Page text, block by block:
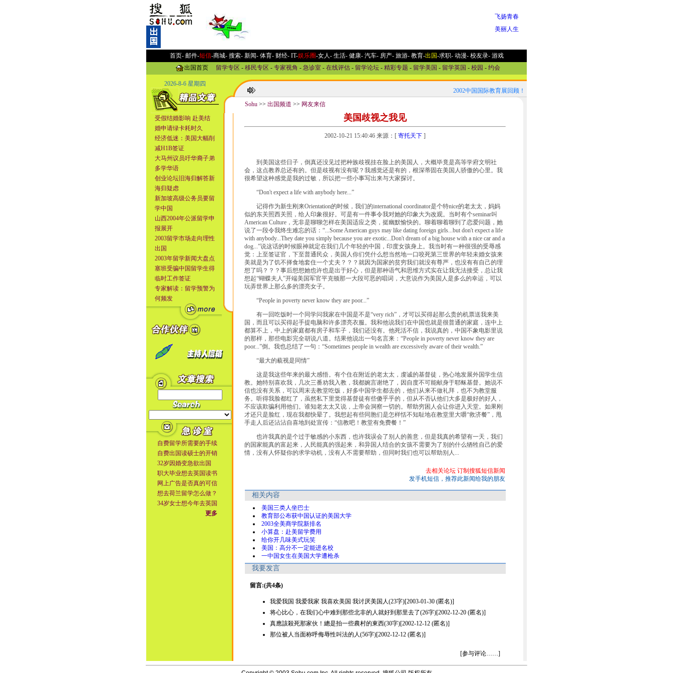
飞扬青春
美丽人生
首页- 邮件-短信-商城- 搜索-新闻- 体育-财经- IT-娱乐圈-女人-生活- 健康-汽车-房产- 旅游-教育-出国-求职-动漫- 校友录- 游戏
出国首页
留学专区- 移民专区- 专家视角 - 急诊室- 在线评估- 留学论坛- 精彩专题 - 留学美国 - 留学英国 - 校园 - 约会
2026-8-6 星期四
受假结婚影响 赴美结
婚申请绿卡耗时久
经济低迷：美国大幅削
减H1B签证
大马州议员吁华裔子弟
多学华语
创业论坛旧海归解答新
海归疑虑
新加坡高级公务员要留
学中国
山西2004年公派留学申
报展开
2003留学市场走向理性
出国
2003年留学新闻大盘点
塞班受骗中国留学生得
临时工作签证
专家解读：留学预警为
何频发
自费留学所需要的手续
自费出国读硕士的开销
32岁因婚变急欲出国
职大毕业想去英国读书
网上广告是否真的可信
想去荷兰留学怎么做？
34岁女士想今年去英国
更多
2002中国国际教育展回顾！
Sohu >> 出国频道 >> 网友来信
美国歧视之我见
2002-10-21 15:40:46 来源：[ 寄托天下 ]
到美国这些日子，倒真还没见过把种族歧视挂在脸上的美国人，大概毕竟是高等学府文明社
会，这点教养总还有的。但是歧视有没有呢？我感觉还是有的，根深蒂固在美国人骄傲的心里。我
很希望这种感觉是我的过敏，所以把一些小事写出来与大家探讨。
“Don't expect a life with anybody here...”
记得作为新生刚来Orientation的时候，我们的international coordinator是个特nice的老太太，妈妈
似的东关照西关照，给人印象很好。可是有一件事令我对她的印象大为改观。当时有个seminar叫
American Culture，无非是聊聊怎样在美国适应之类，挺幽默愉快的。聊着聊着聊到了恋爱问题，她
说了一段令我终生难忘的话：“...Some American guys may like dating foreign girls...but don't expect a life
with anybody...They date you simply because you are exotic...Don't dream of a big house with a nice car and a
dog...”说这话的时候眼神就定在我们几个年轻的中国，印度女孩身上。我当时有一种很强的受辱感
觉：上至签证官，下至普通民众，美国人你们凭什么想当然地一口咬死第三世界的年轻未婚女孩来
美就是为了饥不择食地套住一个丈夫？？？就因为国家的贫穷我们就没有尊严，也没有有自己的理
想了吗？？？事后想想她也许也是出于好心，但是那种语气和思维方式实在让我无法接受，总让我
想起“蝴蝶夫人”开端美国军官平克顿那一大段可恶的唱词，大意说作为美国人是多么的幸运，可以
玩弄世界上那么多的漂亮女子。
“People in poverty never know they are poor...”
有一回吃饭时一个同学问我家在中国是不是“very rich”，才可以买得起那么贵的机票送我来美
国，而且可以买得起手提电脑和许多漂亮衣服。我和他说我们在中国也就是很普通的家庭，连中上
都算不上，中上的家庭都有房子和车子，我们还没有。他死活不信，我说真的，中国不象电影里说
的那样，那些电影完全胡说八道。结果他说出一句名言来：“People in poverty never know they are
poor...”倒。我也总结了一句：“Sometimes people in wealth are excessively aware of their wealth.”
“最大的藐视是同情”
这是我这些年来的最大感悟。有个住在附近的老太太，虔诚的基督徒，热心地发展外国学生信
教。她特别喜欢我，几次三番劝我入教，我都婉言谢绝了，因自度不可能献身于耶稣基督。她说不
信也没有关系，可以周末去教堂吃饭，好多中国学生都去的，他们从来不做礼拜，也不为教堂服
务。听得我脸都红了，虽然私下里觉得基督徒有些傻乎乎的，但从不否认他们大多是极好的好人，
不应该欺骗利用他们。谁知老太太又说，上帝会洞察一切的。帮助穷困人会让你进入天堂。如果刚
才还只是脸红，现在我都快晕了。我想起有些同胞们是怎样恬不知耻地在教堂里大嚼“救济餐”，甩
手走人后还沾沾自喜地到处宣传：“信教吧！教堂有免费餐！”
也许我真的是个过于敏感的小东西，也许我误会了别人的善意，但是我真的希望有一天，我们
的国家能真的富起来，人民能真的强起来，和异国人结合的女孩不需要为了别的什么牺牲自己的爱
情，没有人怀疑你的求学动机，没有人不需要帮助，但同时我们也可以帮助别人...
去相关论坛 订制搜狐短信新闻
发手机短信，推荐此新闻给我的朋友
相关内容
美国三类人坐巴士
教育部公布获中国认证的美国大学
2003全美商学院新排名
小算盘：赴美留学费用
给你开几味美式玩笑
美国：高分不一定能进名校
一中国女生在美国大学遭枪杀
我要发言
留言:(共4条)
我爱我国 我爱我家 我喜欢美国 我讨厌美国人(23字)[2003-01-30 (匿名)]
将心比心，在我们心中难到那些北非的人就好到那里去了(26字)[2002-12-20 (匿名)]
真應該殺死那家伙！總是拍一些農村的東西(30字)[2002-12-12 (匿名)]
那位被人当面称呼侮辱性叫法的人(56字)[2002-12-12 (匿名)]
[参与评论……]